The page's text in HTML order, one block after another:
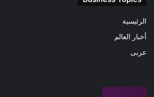
الرئيسية
أخبار العالم
عربى